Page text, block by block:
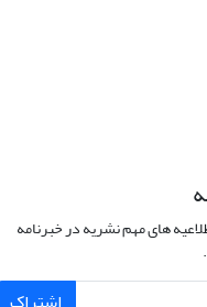
های مهم نشریه در خبرنامه